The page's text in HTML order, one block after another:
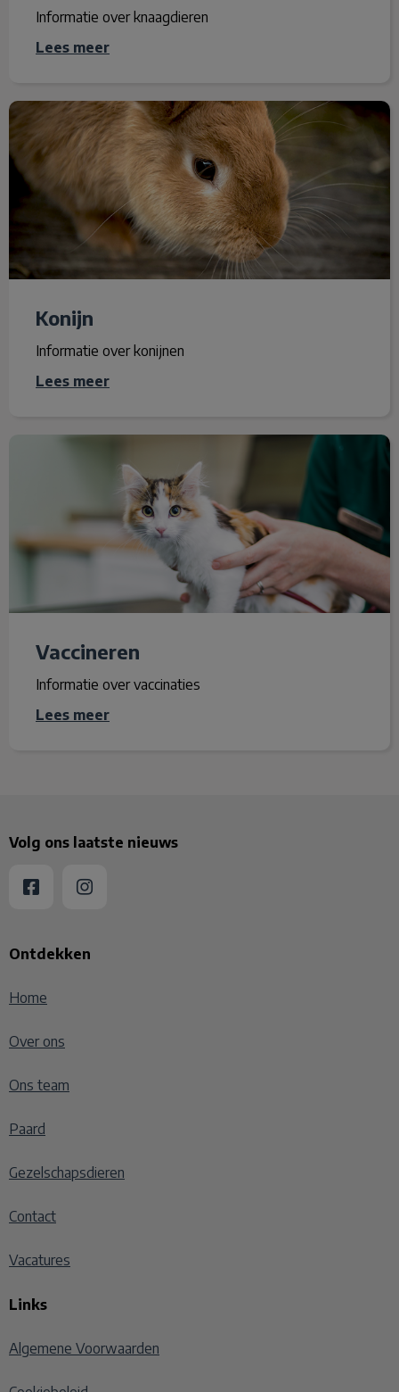
Informatie over knaagdieren
Lees meer
Konijn
Konijn
Informatie over konijnen
Lees meer
Vaccineren
Informatie over vaccinaties
Lees meer
Ontdekken
Home
Over ons
Ons team
Paard
Gezelschapsdieren
Contact
Vacatures
Links
Algemene Voorwaarden
Volg ons laatste nieuws